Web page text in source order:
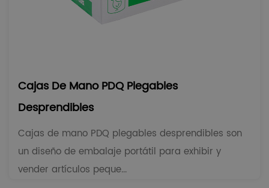
Cajas De Mano PDQ Plegables
Desprendibles
Cajas de mano PDQ plegables desprendibles son
un diseño de embalaje portátil para exhibir y
vender artículos peque...